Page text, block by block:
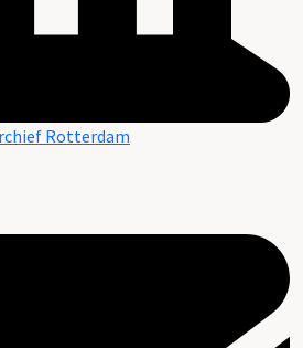
Rotterdam